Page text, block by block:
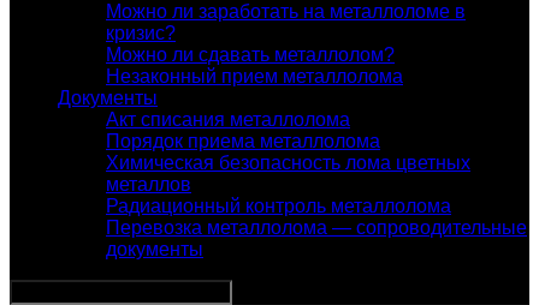
Можно ли заработать на металлоломе в
кризис?
Можно ли сдавать металлолом?
Незаконный прием металлолома
Документы
Акт списания металлолома
Порядок приема металлолома
Химическая безопасность лома цветных
металлов
Радиационный контроль металлолома
Перевозка металлолома — сопроводительные
документы